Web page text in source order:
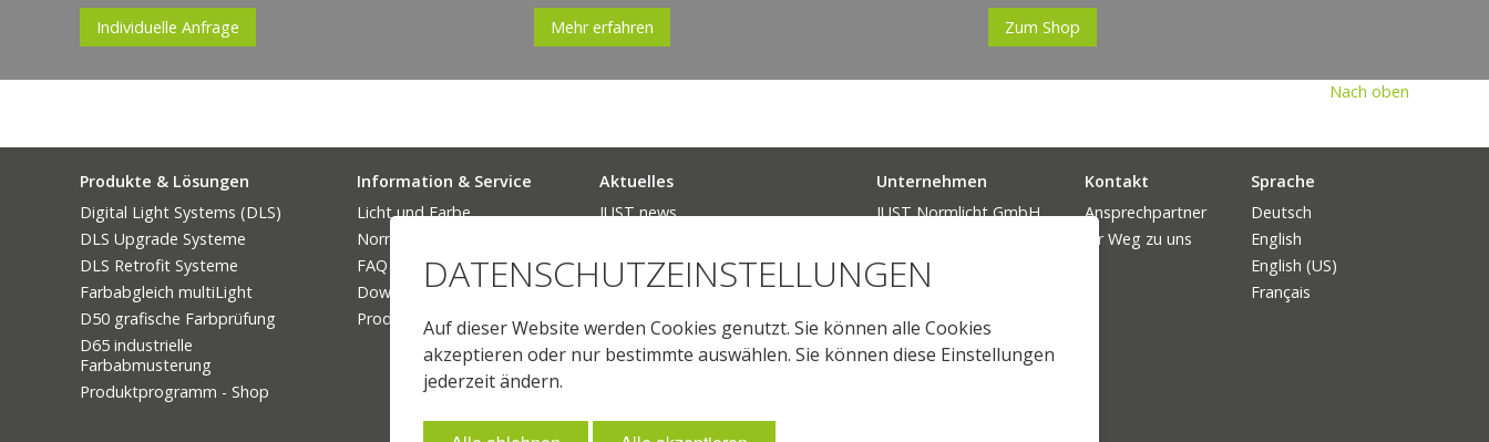
Individuelle Anfrage Mehr erfahren Zum Shop
Nach oben
Produkte & Lösungen
Digital Light Systems (DLS)
DLS Upgrade Systeme
DLS Retrofit Systeme
Farbabgleich multiLight
D50 grafische Farbprüfung
D65 industrielle
Farbabmusterung
Produktprogramm - Shop
Information & Service
Licht und Farbe
Normen und Standards
FAQ – Technik & Normlicht
Downloads
Produktfinder
Aktuelles
JUST news.
Produktneuheiten
Das Verbot der
Unternehmen
JUST Normlicht GmbH
Lohnfertigung Blech
Karriere
Kontakt
Ansprechpartner
Ihr Weg zu uns
Sprache
Deutsch
English
English (US)
Français
DATENSCHUTZEINSTELLUNGEN
Auf dieser Website werden Cookies genutzt. Sie können alle Cookies
akzeptieren oder nur bestimmte auswählen. Sie können diese Einstellungen
jederzeit ändern.